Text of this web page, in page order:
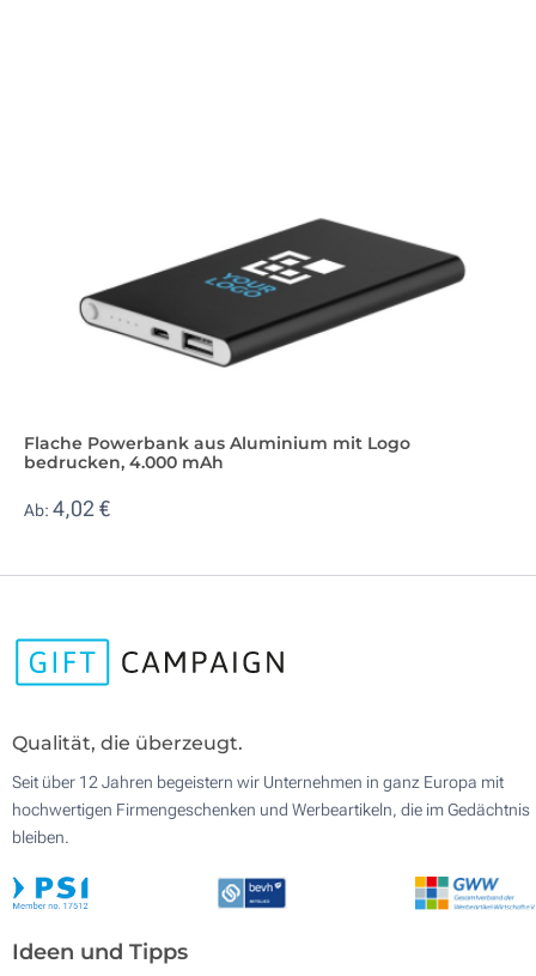
Flache Powerbank aus Aluminium mit Logo
bedrucken, 4.000 mAh
Ab: 4,02 €
Qualität, die überzeugt.
Seit über 12 Jahren begeistern wir Unternehmen in ganz Europa mit
hochwertigen Firmengeschenken und Werbeartikeln, die im Gedächtnis
bleiben.
Ideen und Tipps